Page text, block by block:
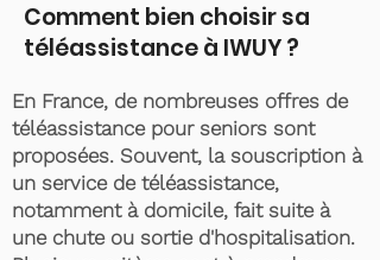
Comment bien choisir sa
téléassistance à IWUY ?
En France, de nombreuses offres de
téléassistance pour seniors sont
proposées. Souvent, la souscription à
un service de téléassistance,
notamment à domicile, fait suite à
une chute ou sortie d'hospitalisation.